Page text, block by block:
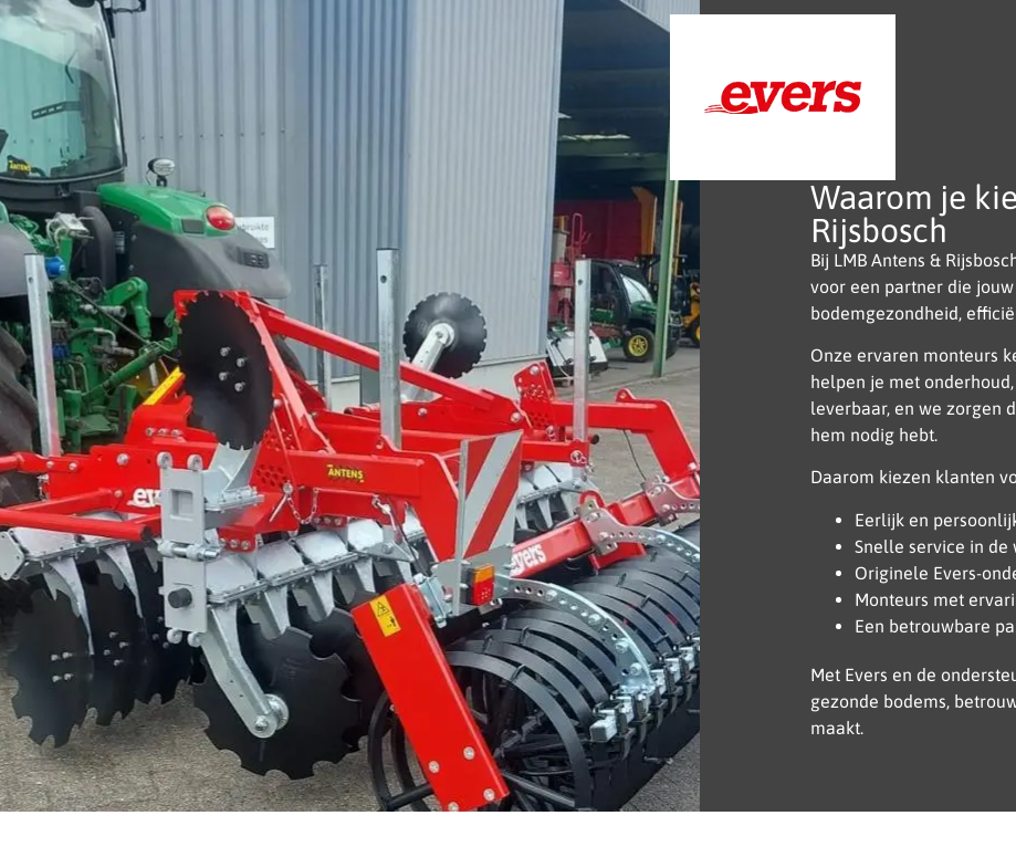
Waarom je
Rijsbosch
Bij LMB Antens &
voor een partner die
bodemgezondheid,
Onze ervaren monteurs
helpen je met
leverbaar, en we zorgen
hem nodig hebt.
Daarom kiezen klanten
Eerlijk en
Snelle service in
Originele Evers-
Monteurs met
Een betrouwbare
Met Evers en de
gezonde bodems,
maakt.